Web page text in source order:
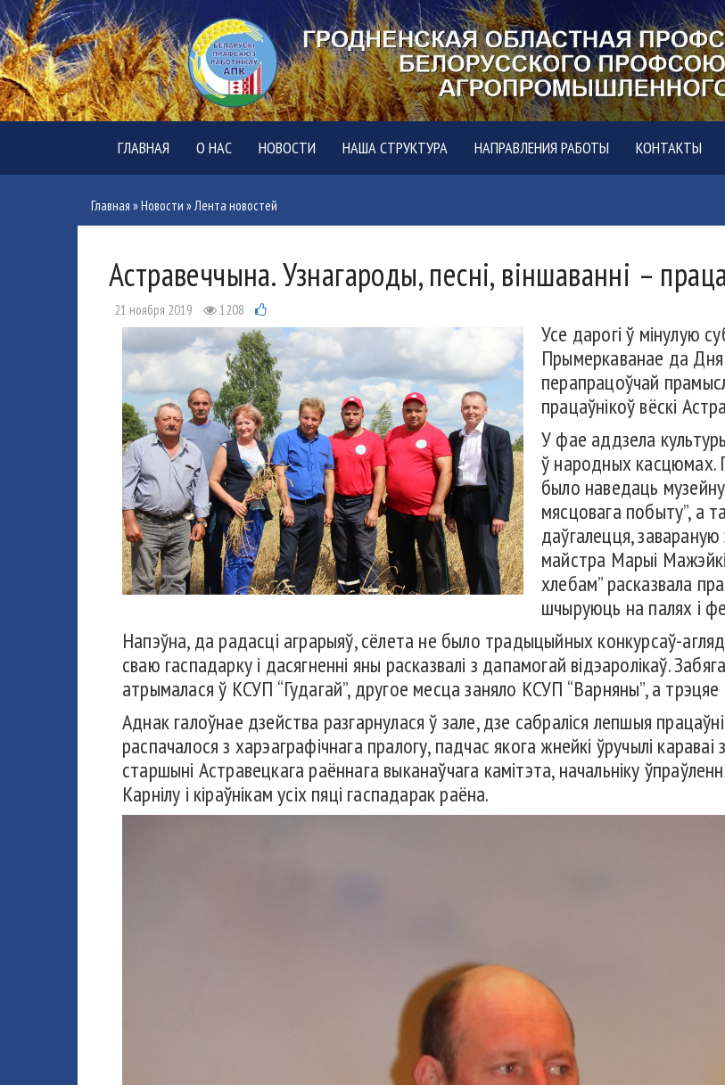
ГЛАВНАЯ О НАС НОВОСТИ НАША СТРУКТУРА НАПРАВЛЕНИЯ РАБОТЫ КОНТАКТЫ
Главная »Новости »Лента новостей
Астравеччына. Узнагароды, песні, віншаванні –
21 ноября 2019 1208
Усе дарогі ў мінулую
Прымеркаванае да Дня
перапрацоўчай
працаўнікоў вёскі
У фае аддзела
ў народных касцюмах.
было наведаць
мясцовага побыту”, а
даўгалецця,
майстра Марыі
хлебам” расказвала
шчыруюць на палях і
Напэўна, да радасці аграрыяў, сёлета не было традыцыйных конкурсаў-
сваю гаспадарку і дасягненні яны расказвалі з дапамогай відэаролікаў.
атрымалася ў КСУП “Гудагай”, другое месца заняло КСУП “Варняны”, а трэцяе
Аднак галоўнае дзейства разгарнулася ў зале, дзе сабраліся лепшыя
распачалося з харэаграфічнага пралогу, падчас якога жнейкі ўручылі
старшыні Астравецкага раённага выканаўчага камітэта, начальніку
Карнілу і кіраўнікам усіх пяці гаспадарак раёна.